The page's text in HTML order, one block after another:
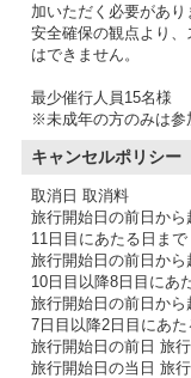
加いただく必要があり
安全確保の観点より
はできません。
最少催行人員15名様
※未成年の方のみは参
キャンセルポリシー
取消日 取消料
旅行開始日の前日か
11日目にあたる日ま
旅行開始日の前日か
10日目以降8日目にあ
旅行開始日の前日か
7日目以降2日目にあ
旅行開始日の前日 旅
旅行開始日の当日 旅